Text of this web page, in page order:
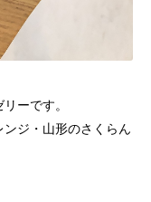
ーです。
ジ・山形のさくらん